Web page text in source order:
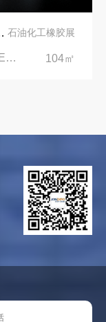
聚氨酯行业标杆 石油化工橡胶展
土耳其伊斯坦布尔聚氨酯展Putech Eurasia|土耳其国际会展中心 104㎡